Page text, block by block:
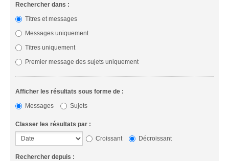
Rechercher dans :
Titres et messages
Messages uniquement
Titres uniquement
Premier message des sujets uniquement
Afficher les résultats sous forme de :
Messages
Sujets
Classer les résultats par :
Croissant
Décroissant
Rechercher depuis :